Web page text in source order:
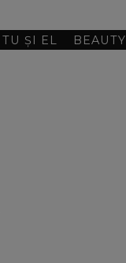
TU ȘI EL BEAUTY